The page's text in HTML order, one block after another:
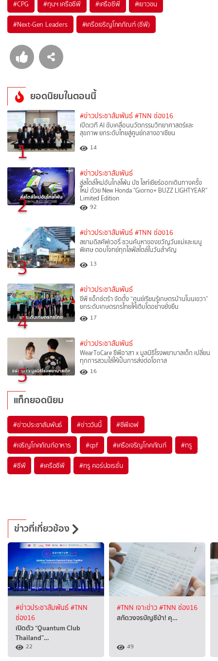
#CPG #ทุนฯ เครือซีพี #เครือซีพี #เยาวชน
#Next-Gen Leaders #เครือเจริญโภคภัณฑ์ (ซีพี)
ยอดนิยมในตอนนี้
1
#ข่าวประชาสัมพันธ์ #TNN ช่อง16
เปิดเวที AI ขับเคลื่อนนวัตกรรมวิทยาศาสตร์และ
สุขภาพ ยกระดับไทยสู่ศูนย์กลางอาเซียน
14
2
#ข่าวประชาสัมพันธ์
สู่สไตล์ใหม่อันไกลโพ้น บัซ ไลท์เยียร์ออกเดินทางครั้ง
ใหม่ ด้วย New Honda "Giorno+ BUZZ LIGHTYEAR"
Limited Edition
92
3
#ข่าวประชาสัมพันธ์ #TNN ช่อง16
สยามดิสคัฟเวอรี่ ชวนค้นหาของขวัญวันแม่และเมนู
พิเศษ ตอบโจทย์ทุกไลฟ์สไตล์ในวันสำคัญ
13
4
#ข่าวประชาสัมพันธ์
ซีพี แอ็กซ์ตร้า จัดตั้ง “ศูนย์เรียนรู้เกษตรบ้านโนนเขวา”
ยกระดับเกษตรกรไทยให้เติบโตอย่างยั่งยืน
17
5
#ข่าวประชาสัมพันธ์
WearToCare ซีพีอาสา x มูลนิธิโรงพยาบาลเด็ก เปลี่ยน
ทุกการสวมใส่ให้เป็นการส่งต่อโอกาส
16
แท็กยอดนิยม
#ข่าวประชาสัมพันธ์ #ข่าววันนี้ #ซีพีเอฟ
#เจริญโภคภัณฑ์อาหาร #cpf #เครือเจริญโภคภัณฑ์ #ทรู
#ซีพี #เครือซีพี #ทรู คอร์ปอเรชั่น
ข่าวที่เกี่ยวข้อง
#ข่าวประชาสัมพันธ์#TNN
ช่อง16
เปิดตัว “Quantum Club
Thailand”…
22
#TNN เจาะข่าว#TNN ช่อง16
สกัดวงจรบัญชีม้า! คุ…
49